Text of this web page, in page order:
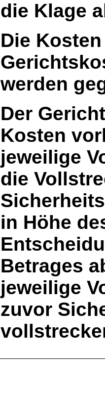
die Klage
Die
werden
Der
Kosten
jeweilige
die
in Höhe
Betrages
jeweilige
zuvor